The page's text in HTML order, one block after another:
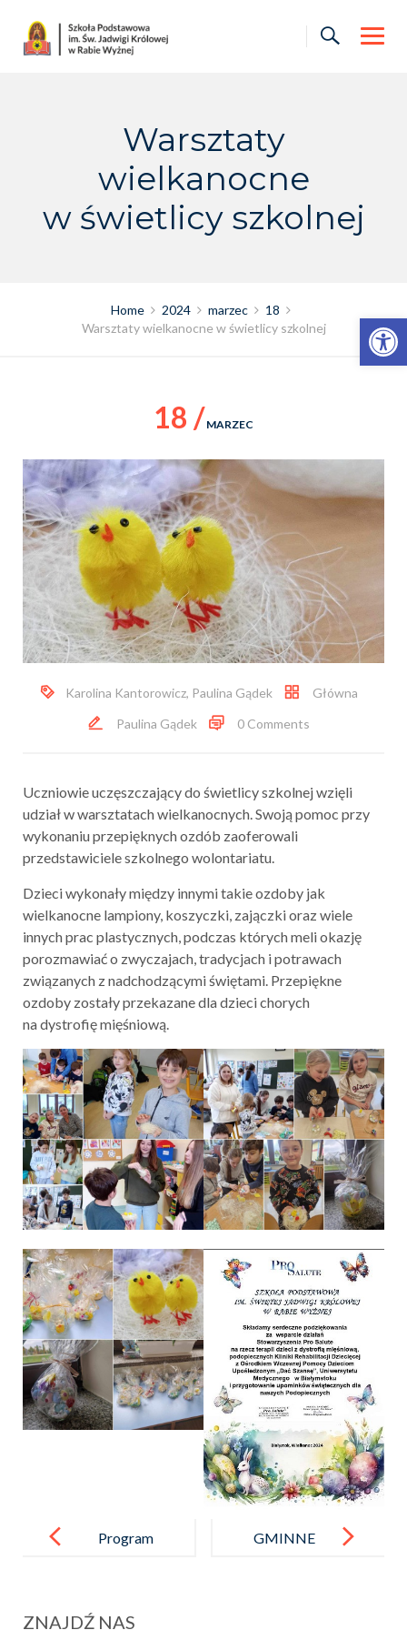
Otwórz pasek narzędzi
content
Warsztaty
wielkanocne
w świetlicy szkolnej
Home 2024 marzec
18
Warsztaty wielkanocne w świetlicy szkolnej
18 / MARZEC
Karolina Kantorowicz, Paulina Gądek
Główna
Paulina Gądek
0 Comments
Uczniowie uczęszczający do świetlicy szkolnej wzięli
udział w warsztatach wielkanocnych. Swoją pomoc przy
wykonaniu przepięknych ozdób zaoferowali
przedstawiciele szkolnego wolontariatu.
Dzieci wykonały między innymi takie ozdoby jak
wielkanocne lampiony, koszyczki, zajączki oraz wiele
innych prac plastycznych, podczas których meli okazję
porozmawiać o zwyczajach, tradycjach i potrawach
związanych z nadchodzącymi świętami. Przepiękne
ozdoby zostały przekazane dla dzieci chorych
na dystrofię mięśniową.
navigation
Program
wolę wodę!”
GMINNE
ZNAJDŹ NAS